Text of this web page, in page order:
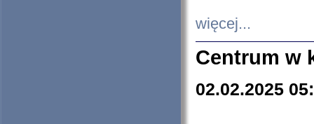
więcej...
Centrum w
02.02.2025